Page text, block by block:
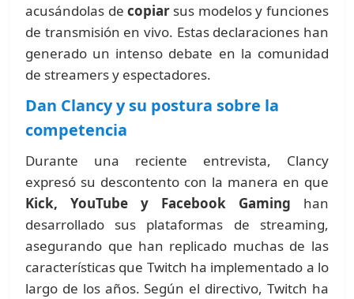
acusándolas decopiar sus modelos y funciones
de transmisión en vivo. Estas declaraciones han
generado un intenso debate en la comunidad
de streamers y espectadores.
Dan Clancy y su postura sobre la
competencia
Durante una reciente entrevista, Clancy
expresó su descontento con la manera en que
Kick, YouTube y Facebook Gaming han
desarrollado sus plataformas de streaming,
asegurando que han replicado muchas de las
características que Twitch ha implementado a lo
largo de los años. Según el directivo, Twitch ha